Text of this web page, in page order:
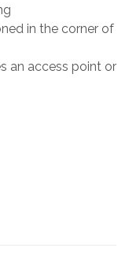
in the corner of
an access point or